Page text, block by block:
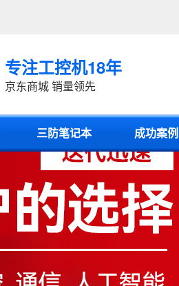
专注工控机18年
京东商城 销量领先
三防笔记本 成功案例